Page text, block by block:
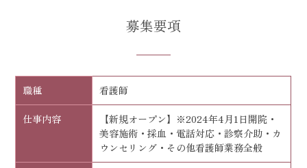
募集要項
職種 看護師
仕事内容
【新規オープン】※2024年4月1日開院・
美容施術・採血・電話対応・診察介助・カ
ウンセリング・その他看護師業務全般